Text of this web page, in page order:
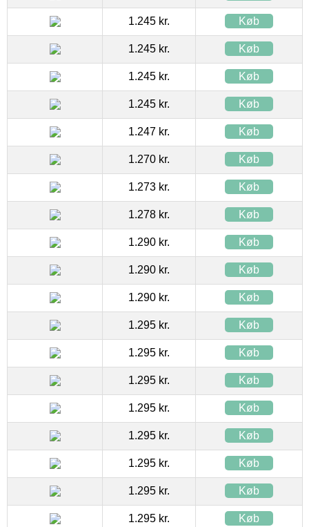
1.245 kr. Køb
1.245 kr. Køb
1.245 kr. Køb
1.245 kr. Køb
1.247 kr. Køb
1.270 kr. Køb
1.273 kr. Køb
1.278 kr. Køb
1.290 kr. Køb
1.290 kr. Køb
1.290 kr. Køb
1.295 kr. Køb
1.295 kr. Køb
1.295 kr. Køb
1.295 kr. Køb
1.295 kr. Køb
1.295 kr. Køb
1.295 kr. Køb
1.295 kr. Køb